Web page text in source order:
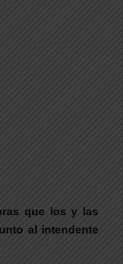
que los y las
al intendente